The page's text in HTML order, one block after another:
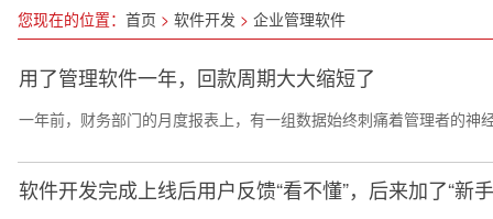
您现在的位置： 首页 > 软件开发 > 企业管理软件
用了管理软件一年，回款周期大大缩短了
一年前，财务部门的月度报表上，有一组数据始终刺痛着管理者的
软件开发完成上线后用户反馈“看不懂”，后来加了“新